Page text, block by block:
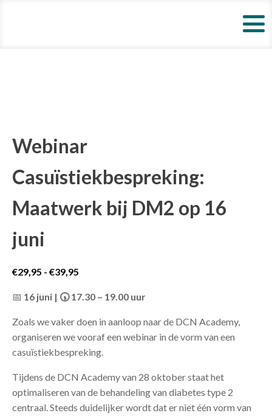
Webinar
Casuïstiekbespreking:
Maatwerk bij DM2 op 16
juni
€29,95 - €39,95
tot
€39,95
📅 16 juni | 🕠17.30 – 19.00 uur
Zoals we vaker doen in aanloop naar de DCN Academy,
organiseren we vooraf een webinar in de vorm van een
casuïstiekbespreking.
Tijdens de DCN Academy van 28 oktober staat het
optimaliseren van de behandeling van diabetes type 2
centraal. Steeds duidelijker wordt dat er niet één vorm van